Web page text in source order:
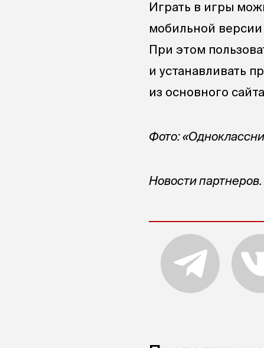
Играть в игры
мобильной версии
При этом
и устанавливать
из основного
Фото:
Новости партнеров.